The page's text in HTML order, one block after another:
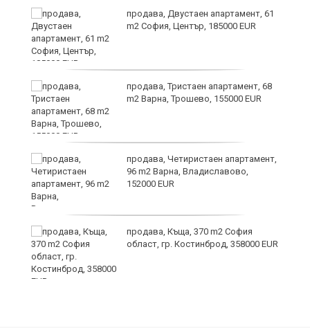
продава, Двустаен апартамент, 61
m2 София, Център, 185000 EUR
продава, Тристаен апартамент, 68
m2 Варна, Трошево, 155000 EUR
продава, Четиристаен апартамент,
96 m2 Варна, Владиславово,
152000 EUR
продава, Къща, 370 m2 София
област, гр. Костинброд, 358000 EUR